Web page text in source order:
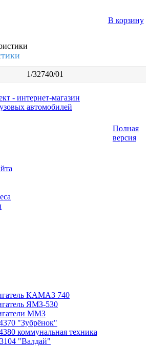
В корзину
1/32740/01
Полная
версия
КАМАЗ 740
ЯМЗ-530
ММЗ
"Зубрёнок"
коммунальная техника
"Валдай"